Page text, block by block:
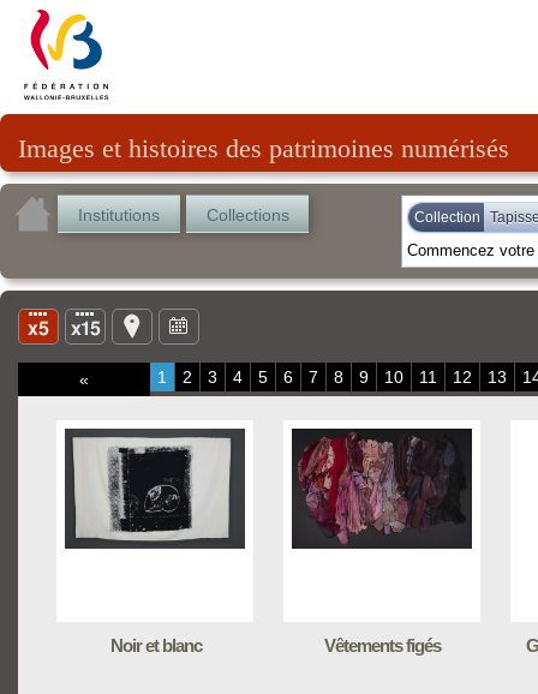
Images et histoires des patrimoines numérisés
Institutions Collections Collection
« 1 2 3 4 5 6 7 8 9 10 11 12 13
Noir et blanc Vêtements figés